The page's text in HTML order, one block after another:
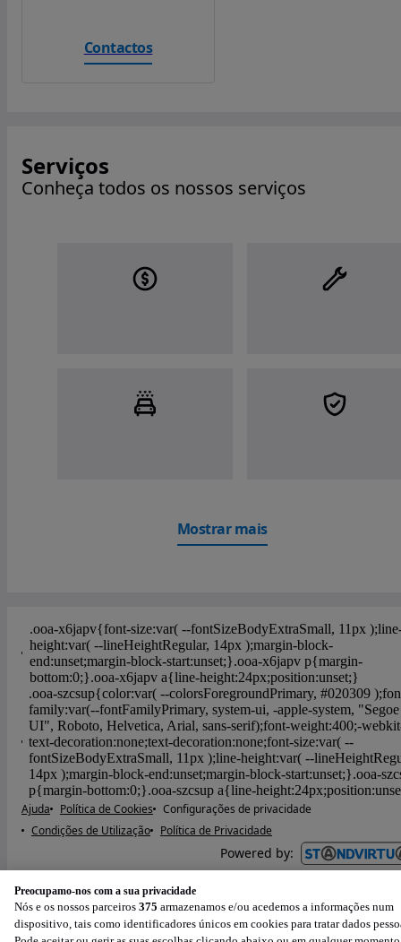
Contactos
Serviços
Conheça todos os nossos serviços
Mostrar mais
Ajuda Política de Cookies
Configurações de privacidade
Condições de Utilização
Política de Privacidade
Powered by:
Preocupamo-nos com a sua privacidade
Nós e os nossos parceiros 375 armazenamos e/ou acedemos a informações num
dispositivo, tais como identificadores únicos em cookies para tratar dados